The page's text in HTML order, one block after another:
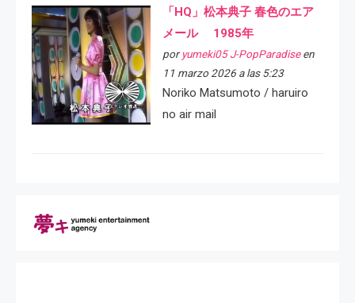
「HQ」松本典子 春色のエア
メール 1985年
por yumeki05 J-PopParadiseen
11 marzo 2026 a las 5:23
Noriko Matsumoto / haruiro
no air mail